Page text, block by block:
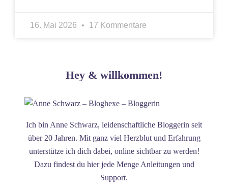
16. Mai 2026 17 Kommentare
Hey & willkommen!
Ich bin Anne Schwarz, leidenschaftliche Bloggerin seit
über 20 Jahren. Mit ganz viel Herzblut und Erfahrung
unterstütze ich dich dabei, online sichtbar zu werden!
Dazu findest du hier jede Menge Anleitungen und
Support.